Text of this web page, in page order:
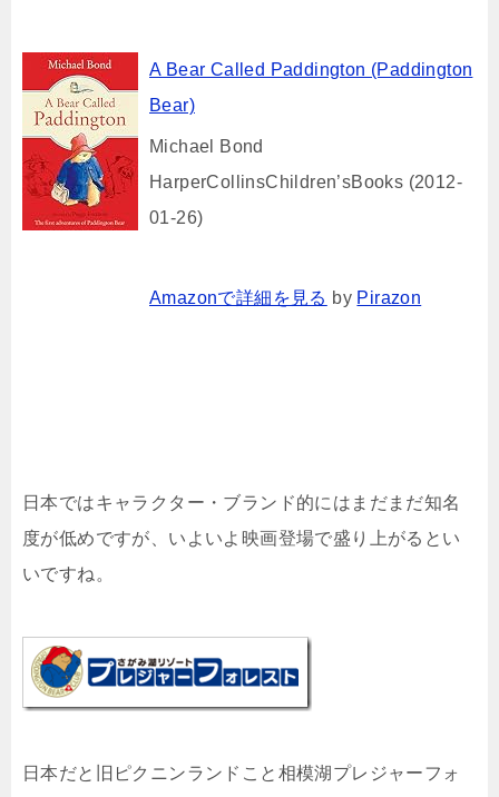
A Bear Called Paddington (Paddington
Bear)
Michael Bond
HarperCollinsChildren’sBooks (2012-
01-26)
Amazonで詳細を見る by Pirazon
日本ではキャラクター・ブランド的にはまだまだ知名
度が低めですが、いよいよ映画登場で盛り上がるとい
いですね。
日本だと旧ピクニンランドこと相模湖プレジャーフォ